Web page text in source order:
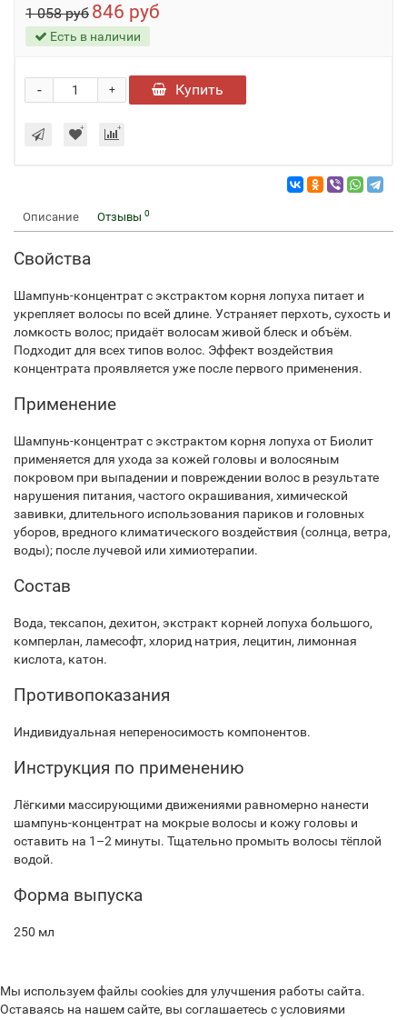
1 058 руб 846 руб
Есть в наличии
+
- Купить
Описание Отзывы 0
Свойства
Шампунь-концентрат с экстрактом корня лопуха питает и
укрепляет волосы по всей длине. Устраняет перхоть, сухость и
ломкость волос; придаёт волосам живой блеск и объём.
Подходит для всех типов волос. Эффект воздействия
концентрата проявляется уже после первого применения.
Применение
Шампунь-концентрат с экстрактом корня лопуха от Биолит
применяется для ухода за кожей головы и волосяным
покровом при выпадении и повреждении волос в результате
нарушения питания, частого окрашивания, химической
завивки, длительного использования париков и головных
уборов, вредного климатического воздействия (солнца, ветра,
воды); после лучевой или химиотерапии.
Состав
Вода, тексапон, дехитон, экстракт корней лопуха большого,
комперлан, ламесофт, хлорид натрия, лецитин, лимонная
кислота, катон.
Противопоказания
Индивидуальная непереносимость компонентов.
Инструкция по применению
Лёгкими массирующими движениями равномерно нанести
шампунь-концентрат на мокрые волосы и кожу головы и
оставить на 1–2 минуты. Тщательно промыть волосы тёплой
водой.
Форма выпуска
250 мл
Мы используем файлы cookies для улучшения работы сайта.
Оставаясь на нашем сайте, вы соглашаетесь с условиями